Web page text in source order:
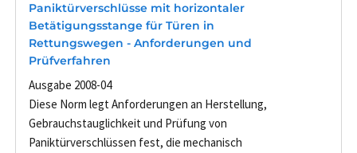
Paniktürverschlüsse mit horizontaler
Betätigungsstange für Türen in
Rettungswegen - Anforderungen und
Prüfverfahren
Ausgabe 2008-04
Diese Norm legt Anforderungen an Herstellung,
Gebrauchstauglichkeit und Prüfung von
Paniktürverschlüssen fest, die mechanisch